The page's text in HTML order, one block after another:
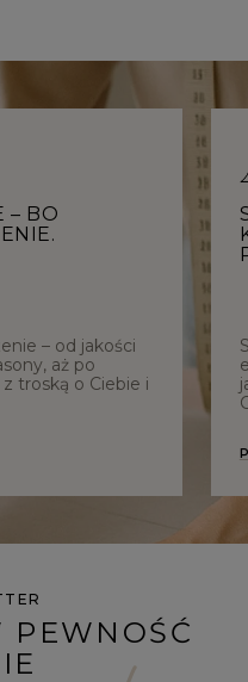
– BO
– od jakości
aż po
troską o Ciebie i
PEWNOŚĆ